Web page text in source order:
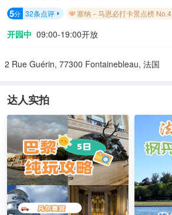
5分 32条点评  塞纳－马恩必打卡景点榜 No.4
开园中 09:00-19:00开放
2 Rue Guérin, 77300 Fontainebleau, 法国
达人实拍